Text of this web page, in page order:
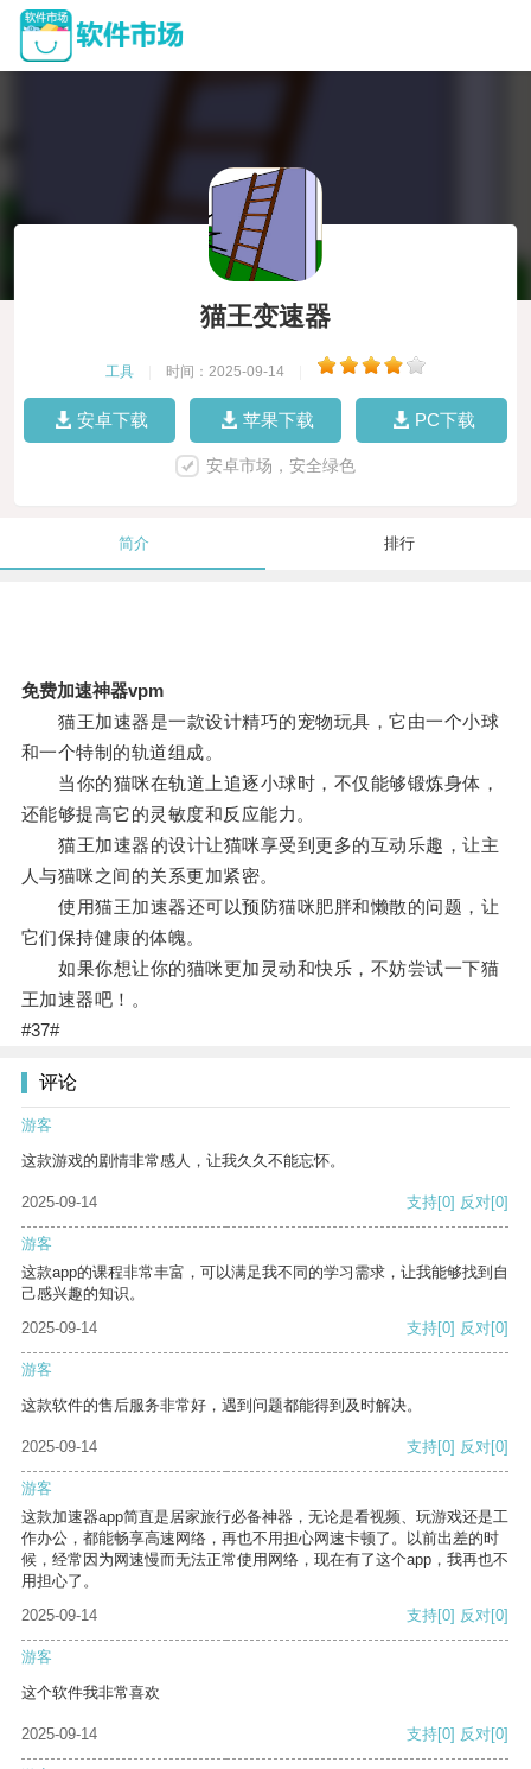
猫王变速器
工具 时间：2025-09-14
安卓下载 苹果下载 PC下载
安卓市场，安全绿色
简介 排行
免费加速神器vpm
猫王加速器是一款设计精巧的宠物玩具，它由一个小球
和一个特制的轨道组成。
当你的猫咪在轨道上追逐小球时，不仅能够锻炼身体，
还能够提高它的灵敏度和反应能力。
猫王加速器的设计让猫咪享受到更多的互动乐趣，让主
人与猫咪之间的关系更加紧密。
使用猫王加速器还可以预防猫咪肥胖和懒散的问题，让
它们保持健康的体魄。
如果你想让你的猫咪更加灵动和快乐，不妨尝试一下猫
王加速器吧！。
#37#
评论
游客
这款游戏的剧情非常感人，让我久久不能忘怀。
2025-09-14 支持[0] 反对[0]
游客
这款app的课程非常丰富，可以满足我不同的学习需求，让我能够找到自
己感兴趣的知识。
2025-09-14
支持[0] 反对[0]
游客
这款软件的售后服务非常好，遇到问题都能得到及时解决。
2025-09-14 支持[0] 反对[0]
游客
这款加速器app简直是居家旅行必备神器，无论是看视频、玩游戏还是工
作办公，都能畅享高速网络，再也不用担心网速卡顿了。以前出差的时
候，经常因为网速慢而无法正常使用网络，现在有了这个app，我再也不
用担心了。
2025-09-14
支持[0] 反对[0]
游客
这个软件我非常喜欢
2025-09-14 支持[0] 反对[0]